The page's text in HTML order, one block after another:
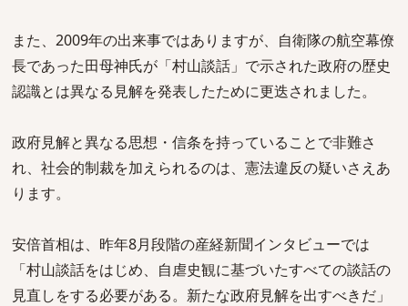
また、2009年の出来事ではありますが、自衛隊の航空幕僚
長であった田母神氏が「村山談話」で示された政府の歴史
認識とは異なる見解を発表したために更迭されました。
政府見解と異なる思想・信条を持っていることで非難さ
れ、社会的制裁を加えられるのは、憲法違反の疑いさえあ
ります。
安倍首相は、昨年8月段階の産経新聞インタビューでは
「村山談話をはじめ、自虐史観に基づいたすべての談話の
見直しをする必要がある。新たな政府見解を出すべきだ」